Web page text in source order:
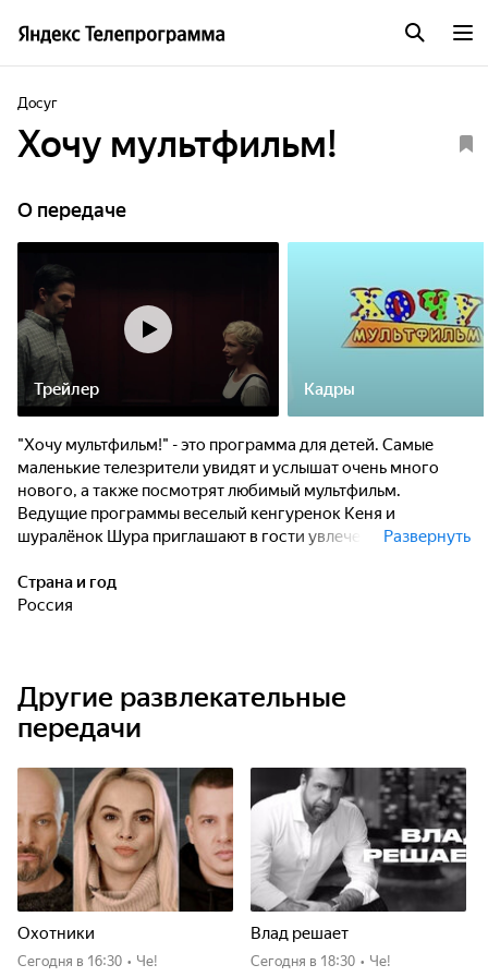
Досуг
Хочу мультфильм!
О передаче
Трейлер Кадры
"Хочу мультфильм!" - это программа для детей. Самые
маленькие телезрители увидят и услышат очень много
нового, а также посмотрят любимый мультфильм.
Ведущие программы веселый кенгуренок Кеня и
шуралёнок Шура приглашают в гости увлеченных детей, с
проблемы.
Развернуть
Страна и год
Россия
Другие развлекательные
передачи
Охотники
Сегодня в 16:30 • Че!
Влад решает
Сегодня в 18:30 • Че!